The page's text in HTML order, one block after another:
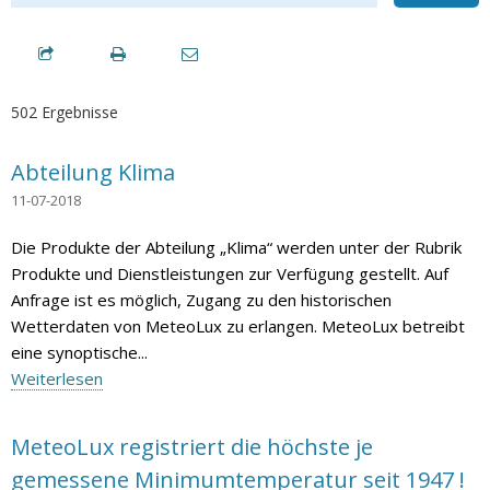
502 Ergebnisse
Abteilung Klima
11-07-2018
Die Produkte der Abteilung „Klima“ werden unter der Rubrik
Produkte und Dienstleistungen zur Verfügung gestellt. Auf
Anfrage ist es möglich, Zugang zu den historischen
Wetterdaten von MeteoLux zu erlangen. MeteoLux betreibt
eine synoptische...
Weiterlesen
MeteoLux registriert die höchste je
gemessene Minimumtemperatur seit 1947 !